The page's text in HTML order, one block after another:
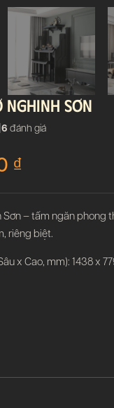
NGHINH SƠN
6 đánh giá
₫
Sơn – tấm ngăn phong
riêng biệt.
x Cao, mm): 1438 x